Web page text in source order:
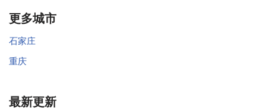
更多城市
石家庄
重庆
最新更新